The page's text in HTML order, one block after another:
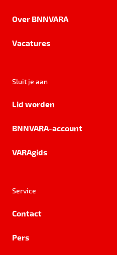
Over BNNVARA
Vacatures
Sluit je aan
Lid worden
BNNVARA-account
VARAgids
Service
Contact
Pers